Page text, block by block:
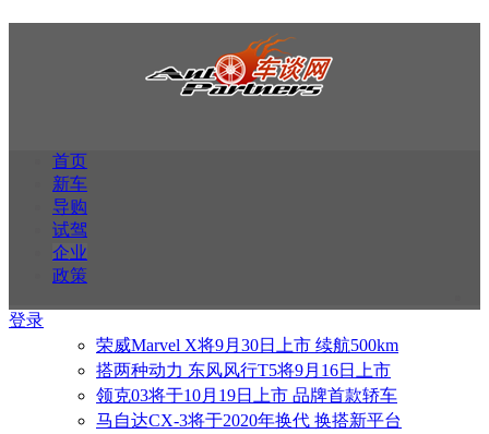
首页
新车
导购
试驾
企业
政策
登录
荣威Marvel X将9月30日上市 续航500km
搭两种动力 东风风行T5将9月16日上市
领克03将于10月19日上市 品牌首款轿车
马自达CX-3将于2020年换代 换搭新平台